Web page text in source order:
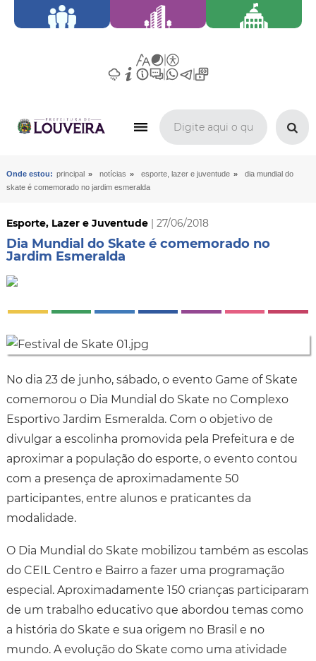
Onde estou: principal » notícias » esporte, lazer e juventude »
dia mundial do
skate é comemorado no jardim esmeralda
Esporte, Lazer e Juventude| 27/06/2018
Dia Mundial do Skate é comemorado no
Jardim Esmeralda
No dia 23 de junho, sábado, o evento Game of Skate
comemorou o Dia Mundial do Skate no Complexo
Esportivo Jardim Esmeralda. Com o objetivo de
divulgar a escolinha promovida pela Prefeitura e de
aproximar a população do esporte, o evento contou
com a presença de aproximadamente 50
participantes, entre alunos e praticantes da
modalidade.
O Dia Mundial do Skate mobilizou também as escolas
do CEIL Centro e Bairro a fazer uma programação
especial. Aproximadamente 150 crianças participaram
de um trabalho educativo que abordou temas como
a história do Skate e sua origem no Brasil e no
mundo. A evolução do Skate como uma atividade